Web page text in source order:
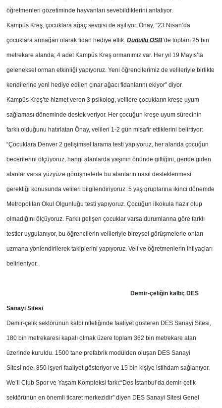
öğretmenleri gözetiminde hayvanları sevebildiklerini anlatıyor.
Kampüs Kreş, çocuklara ağaç sevgisi de aşılıyor. Önay, “23 Nisan’da
çocuklara armağan olarak fidan hediye ettik. Dudullu OSB’de toplam 25 bin
metrekare alanda; 4 adet Kampüs Kreş ormanımız var. Her yıl 19 Mayıs’ta
geleneksel orman etkinliği yapıyoruz. Yeni öğrencilerimiz de velileriyle birlikte
kendilerine yeni hediye edilen çınar ağacı fidanlarını ekiyor” diyor.
Kampüs Kreş’te hizmet veren 3 psikolog, velilere çocukların kreşe uyum
sağlaması döneminde destek veriyor. Her çocuğun kreşe uyum sürecinin
farklı olduğunu hatırlatan Önay, velileri 1-2 gün misafir ettiklerini belirtiyor:
“Çocuklara Denver 2 gelişimsel tarama testi yapıyoruz, her alanda çocuğun
becerilerini ölçüyoruz, hangi alanlarda yaşının önünde gittiğini, geride giden
alanlar varsa yüzyüze görüşmelerle bu alanların nasıl desteklenmesi
gerektiği konusunda velileri bilgilendiriyoruz. 5 yaş gruplarına ikinci dönemde
Metropolitan Okul Olgunluğu testi yapıyoruz. Çocuğun ilkokula hazır olup
olmadığını ölçüyoruz. Farklı gelişen çocuklar varsa durumlarına göre farklı
testler uygulanıyor, bu öğrencilerin velileriyle bireysel görüşmelerle onları
uzmana yönlendirilerek takiplerini yapıyoruz. Veli ve öğretmenlerin ihtiyaçları
belirleniyor.
Demir-çeliğin kalbi; DES
Sanayi Sitesi
Demir-çelik sektörünün kalbi niteliğinde faaliyet gösteren DES Sanayi Sitesi,
180 bin metrekaresi kapalı olmak üzere toplam 362 bin metrekare alan
üzerinde kuruldu. 1500 tane prefabrik modülden oluşan DES Sanayi
Sitesi’nde, 850 işyeri faaliyet gösteriyor ve 15 bin kişiye istihdam sağlanıyor.
We’ll Club Spor ve Yaşam Kompleksi farkı:“Des İstanbul’da demir-çelik
sektörünün en önemli ticaret merkezidir” diyen DES Sanayi Sitesi Genel